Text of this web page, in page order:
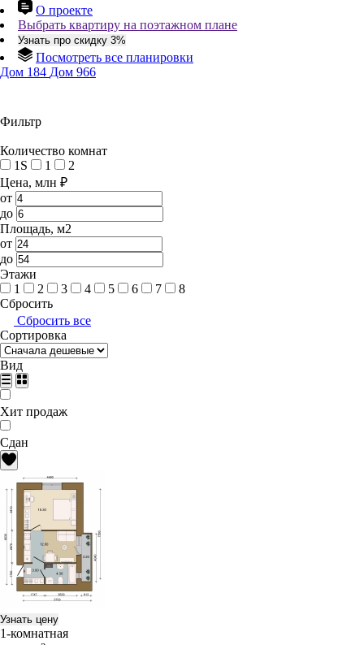
О проекте
Выбрать квартиру на поэтажном плане
Узнать про скидку 3%
Посмотреть все планировки
Дом 184 Дом 966
Фильтр
Количество комнат
1S
1
2
Цена, млн ₽
от
до
Площадь, м2
от
до
Этажи
1
2 3 4 5 6 7
8
Сбросить
Сбросить все
Сортировка
Вид
Хит продаж
Сдан
Узнать цену
1-комнатная